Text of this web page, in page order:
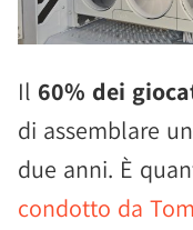
Il 60% dei
di assemblare
due anni. È
condotto da